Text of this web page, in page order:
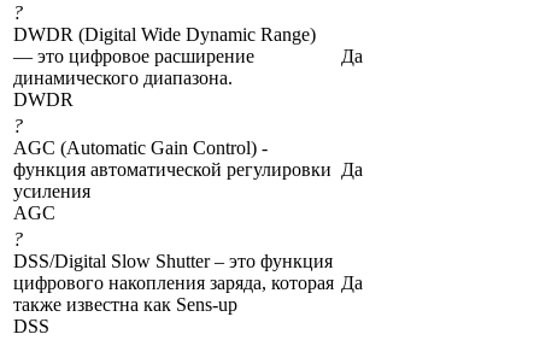
?
DWDR (Digital Wide Dynamic Range)
— это цифровое расширение
динамического диапазона.
DWDR
Да
?
AGC (Automatic Gain Control) -
функция автоматической регулировки
усиления
AGC
Да
?
DSS/Digital Slow Shutter – это функция
цифрового накопления заряда, которая
также известна как Sens-up
DSS
Да